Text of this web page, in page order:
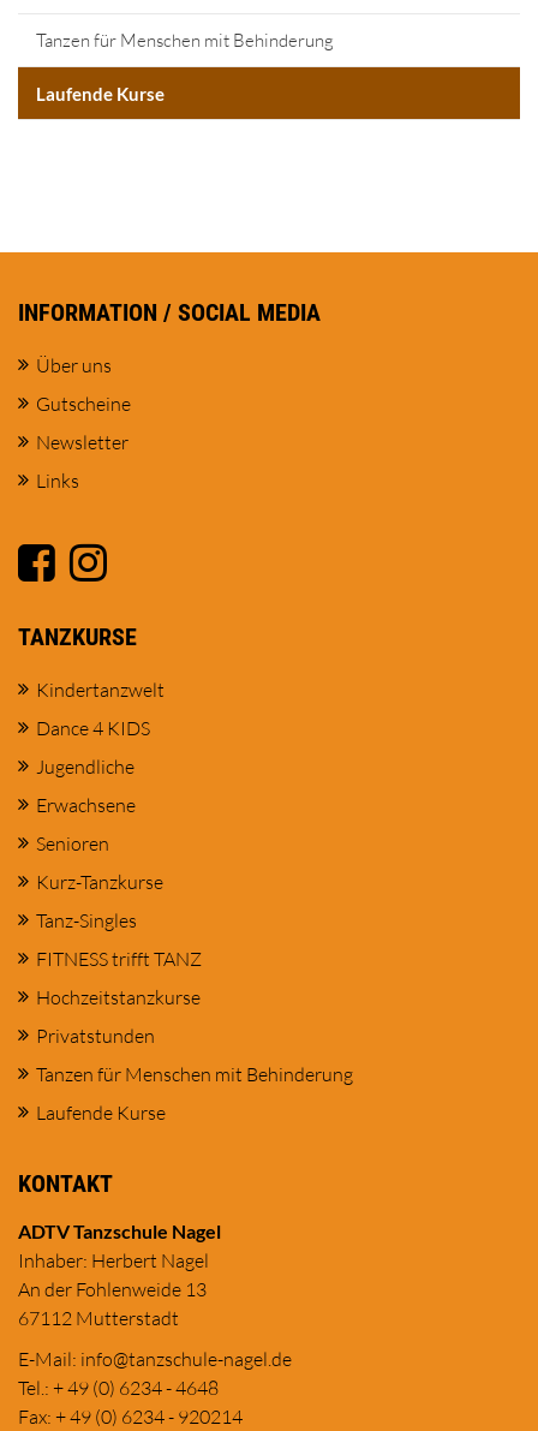
Tanzen für Menschen mit Behinderung
Laufende Kurse
INFORMATION / SOCIAL MEDIA
Über uns
Gutscheine
Newsletter
Links
TANZKURSE
Kindertanzwelt
Dance 4 KIDS
Jugendliche
Erwachsene
Senioren
Kurz-Tanzkurse
Tanz-Singles
FITNESS trifft TANZ
Hochzeitstanzkurse
Privatstunden
Tanzen für Menschen mit Behinderung
Laufende Kurse
KONTAKT
ADTV Tanzschule Nagel
Inhaber: Herbert Nagel
An der Fohlenweide 13
67112 Mutterstadt
E-Mail: info@tanzschule-nagel.de
Tel.: + 49 (0) 6234 - 4648
Fax: + 49 (0) 6234 - 920214